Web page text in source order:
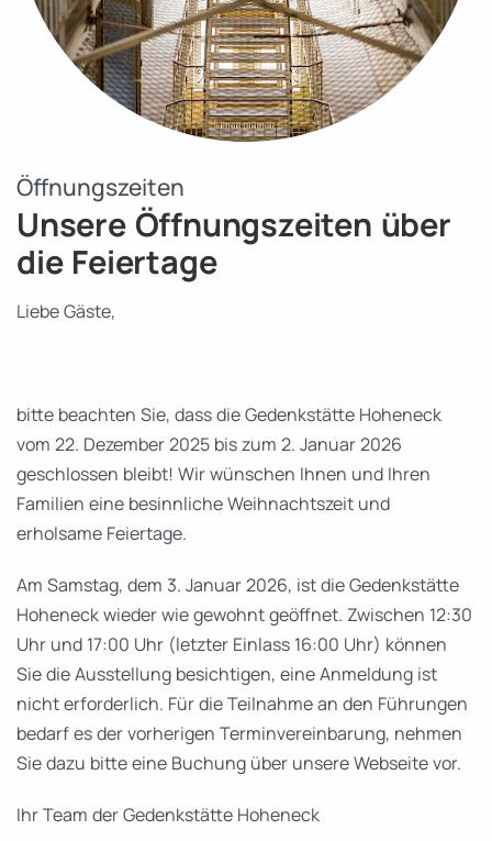
Öffnungszeiten
Unsere Öffnungszeiten über
die Feiertage
Liebe Gäste,
bitte beachten Sie, dass die Gedenkstätte Hoheneck
vom 22. Dezember 2025 bis zum 2. Januar 2026
geschlossen bleibt! Wir wünschen Ihnen und Ihren
Familien eine besinnliche Weihnachtszeit und
erholsame Feiertage.
Am Samstag, dem 3. Januar 2026, ist die Gedenkstätte
Hoheneck wieder wie gewohnt geöffnet. Zwischen 12:30
Uhr und 17:00 Uhr (letzter Einlass 16:00 Uhr) können
Sie die Ausstellung besichtigen, eine Anmeldung ist
nicht erforderlich. Für die Teilnahme an den Führungen
bedarf es der vorherigen Terminvereinbarung, nehmen
Sie dazu bitte eine Buchung über unsere Webseite vor.
Ihr Team der Gedenkstätte Hoheneck